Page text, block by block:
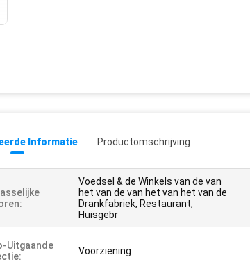
Informatie Productomschrijving
Voedsel & de Winkels van de van
het van de van het van het van de
Drankfabriek, Restaurant,
Huisgebr
Uitgaande
Voorziening